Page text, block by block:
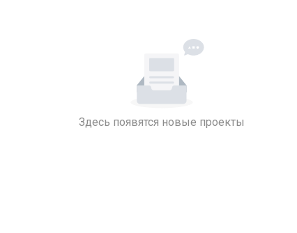
Здесь появятся новые проекты